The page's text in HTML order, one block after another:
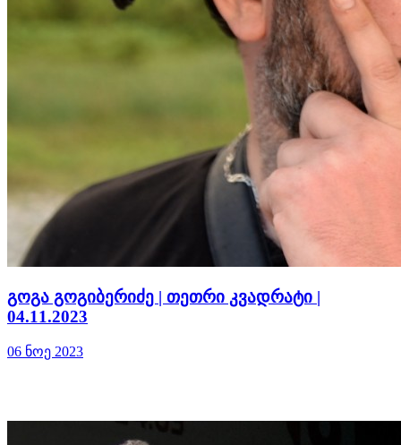
გოგა გოგიბერიძე | თეთრი კვადრატი |
04.11.2023
06 ნოე 2023